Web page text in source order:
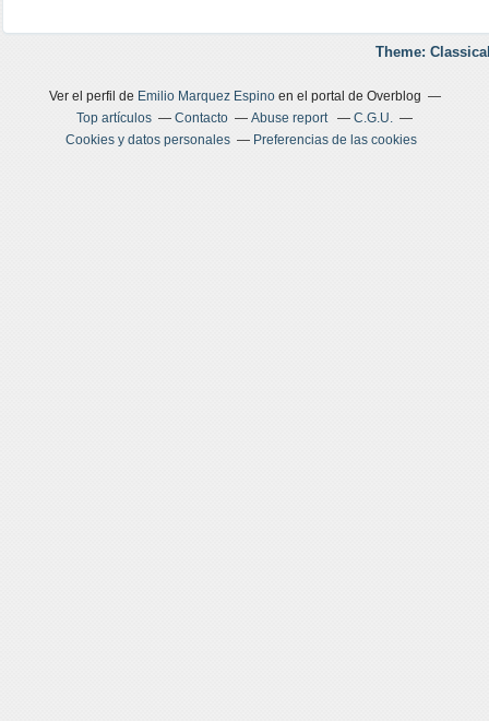
Theme:
Ver el perfil de Emilio Marquez Espinoen el portal de Overblog
Top artículos
Contacto Abuse report
C.G.U.
Cookies y datos personales
Preferencias de las cookies